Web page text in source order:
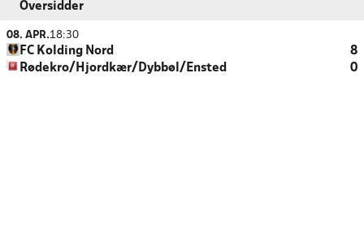
Oversidder
08. APR.18:30
FC Kolding Nord
8
Rødekro/Hjordkær/Dybbøl/Ensted
0